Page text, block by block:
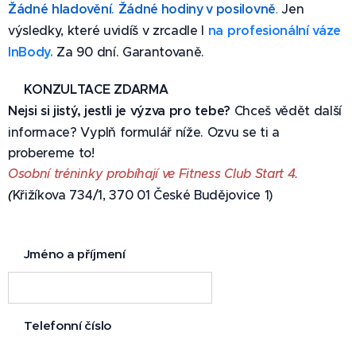
Žádné hladovění. Žádné hodiny v posilovně. Jen
výsledky, které uvidíš v zrcadle I na profesionální váze
InBody. Za 90 dní. Garantovaně.
KONZULTACE ZDARMA
Nejsi si jistý, jestli je výzva pro tebe? Chceš vědět další
informace? Vyplň formulář níže. Ozvu se ti a
probereme to!
Osobní tréninky probíhají ve Fitness Club Start 4.
(Křižíkova 734/1, 370 01 České Budějovice 1)
🧑Jméno a příjmení
📞Telefonní číslo